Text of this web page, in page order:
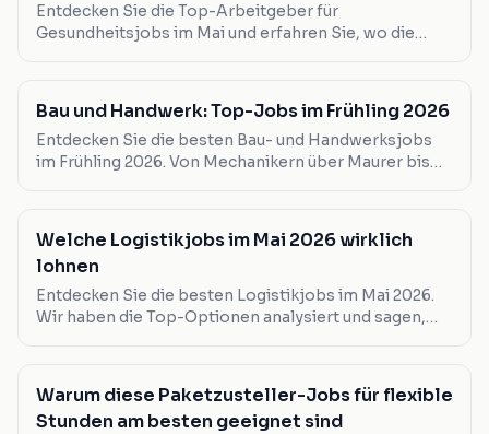
Entdecken Sie die Top-Arbeitgeber für
Gesundheitsjobs im Mai und erfahren Sie, wo die
Bau und Handwerk: Top-Jobs im Frühling 2026
Entdecken Sie die besten Bau- und Handwerksjobs
im Frühling 2026. Von Mechanikern über Maurer bis
Welche Logistikjobs im Mai 2026 wirklich
lohnen
Entdecken Sie die besten Logistikjobs im Mai 2026.
Wir haben die Top-Optionen analysiert und sagen,
Warum diese Paketzusteller-Jobs für flexible
Stunden am besten geeignet sind